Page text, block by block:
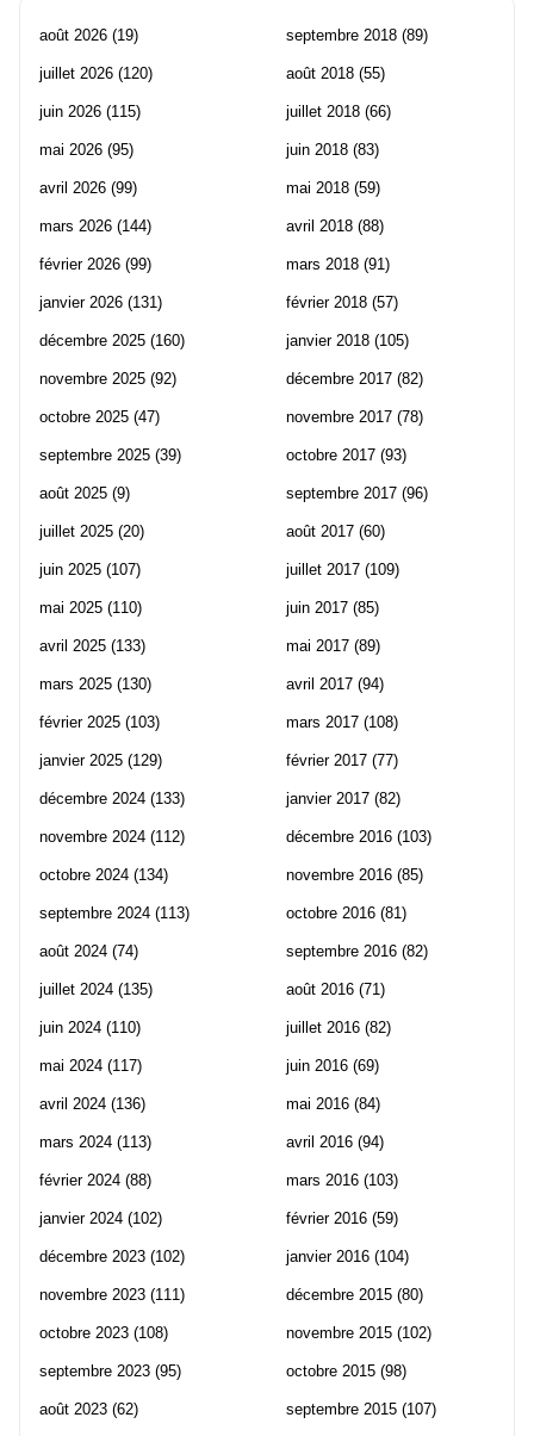
août 2026 (19)
juillet 2026 (120)
juin 2026 (115)
mai 2026 (95)
avril 2026 (99)
mars 2026 (144)
février 2026 (99)
janvier 2026 (131)
décembre 2025 (160)
novembre 2025 (92)
octobre 2025 (47)
septembre 2025 (39)
août 2025 (9)
juillet 2025 (20)
juin 2025 (107)
mai 2025 (110)
avril 2025 (133)
mars 2025 (130)
février 2025 (103)
janvier 2025 (129)
décembre 2024 (133)
novembre 2024 (112)
octobre 2024 (134)
septembre 2024 (113)
août 2024 (74)
juillet 2024 (135)
juin 2024 (110)
mai 2024 (117)
avril 2024 (136)
mars 2024 (113)
février 2024 (88)
janvier 2024 (102)
décembre 2023 (102)
novembre 2023 (111)
octobre 2023 (108)
septembre 2023 (95)
août 2023 (62)
septembre 2018 (89)
août 2018 (55)
juillet 2018 (66)
juin 2018 (83)
mai 2018 (59)
avril 2018 (88)
mars 2018 (91)
février 2018 (57)
janvier 2018 (105)
décembre 2017 (82)
novembre 2017 (78)
octobre 2017 (93)
septembre 2017 (96)
août 2017 (60)
juillet 2017 (109)
juin 2017 (85)
mai 2017 (89)
avril 2017 (94)
mars 2017 (108)
février 2017 (77)
janvier 2017 (82)
décembre 2016 (103)
novembre 2016 (85)
octobre 2016 (81)
septembre 2016 (82)
août 2016 (71)
juillet 2016 (82)
juin 2016 (69)
mai 2016 (84)
avril 2016 (94)
mars 2016 (103)
février 2016 (59)
janvier 2016 (104)
décembre 2015 (80)
novembre 2015 (102)
octobre 2015 (98)
septembre 2015 (107)